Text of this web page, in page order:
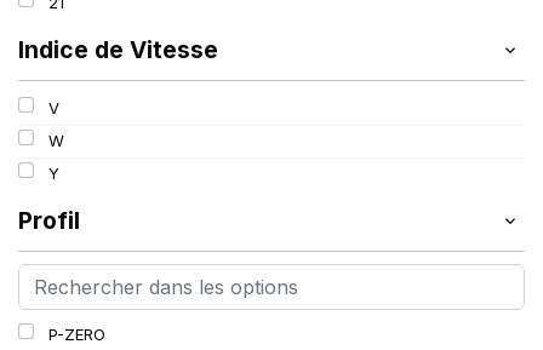
102
103
Indice de Vitesse
V
W
Y
Profil
P-ZERO